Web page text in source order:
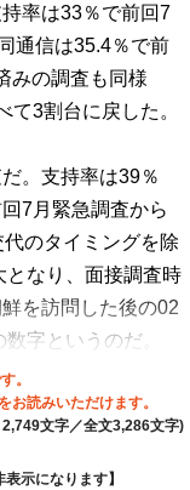
率は33％で前回7
通信は35.4％で前
みの調査も同様
3割台に戻した。
。支持率は39％
7月緊急調査から
のタイミングを除
となり、面接調査時
を訪問した後の02
字というのだ。
。
お読みいただけます。
文字／全文3,286文字)
示になります】